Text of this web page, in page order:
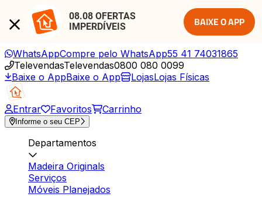
08.08 OFERTAS
IMPERDÍVEIS
BAIXE O APP
WhatsAppCompre pelo WhatsApp55 41 74031865
TelevendasTelevendas0800 080 0099
Baixe o AppBaixe o App LojasLojas Físicas
Entrar Favoritos Carrinho
Informe o seu CEP
Departamentos
Madeira Originals
Serviços
Móveis Planejados